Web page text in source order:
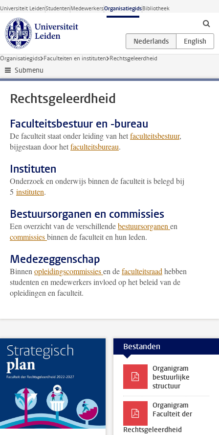
Ga direct naar de inhoud
Universiteit LeidenStudentenMedewerkersOrganisatiegidsBibliotheek
Organisatiegids Faculteiten en instituten Rechtsgeleerdheid
Submenu
Rechtsgeleerdheid
Faculteitsbestuur en -bureau
De faculteit staat onder leiding van hetfaculteitsbestuur,
bijgestaan door hetfaculteitsbureau.
Instituten
Onderzoek en onderwijs binnen de faculteit is belegd bij
5 instituten.
Bestuursorganen en commissies
Een overzicht van de verschillendebestuursorganen en
commissiesbinnen de faculteit en hun leden.
Medezeggenschap
Binnen opleidingscommissiesen defaculteitsraad hebben
studenten en medewerkers invloed op het beleid van de
opleidingen en faculteit.
Bestanden
Organigram
bestuurlijke
structuur
Organigram
Faculteit der
Rechtsgeleerdheid